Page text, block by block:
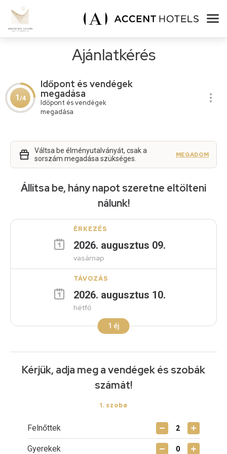
Ajánlatkérés
1/4
Időpont és vendégek
megadása
Időpont és vendégek
megadása
Váltsa be élményutalványát, csak a
sorszám megadása szükséges.
MEGADOM
Állítsa be, hány napot szeretne eltölteni
nálunk!
ÉRKEZÉS
2026. augusztus 09.
vasárnap
TÁVOZÁS
2026. augusztus 10.
hétfő
1 éj
Kérjük, adja meg a vendégek és szobák
számát!
1. szoba
Felnőttek
Gyerekek